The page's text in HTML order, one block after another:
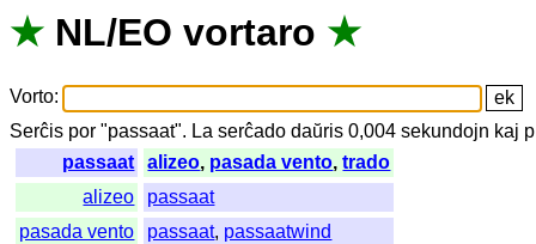
★ NL/EO vortaro ★
Vorto:
Serĉis por "passaat". La serĉado daŭris 0,004sekundojn kaj
passaat
alizeo, pasada vento,trado
alizeo
passaat
pasada vento
passaat, passaatwind